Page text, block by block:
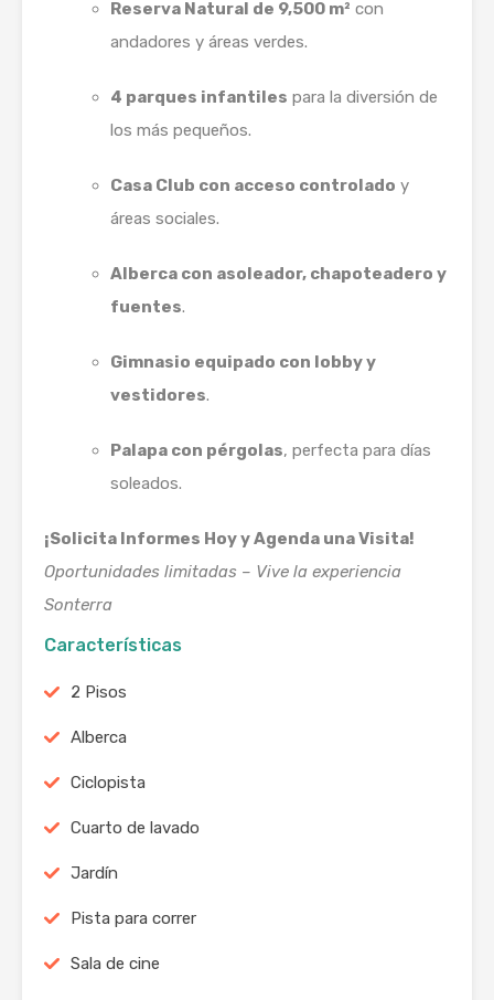
Reserva Natural de 9,500 m² con
andadores y áreas verdes.
4 parques infantiles para la diversión de
los más pequeños.
Casa Club con acceso controlado y
áreas sociales.
Alberca con asoleador, chapoteadero y
fuentes.
Gimnasio equipado con lobby y
vestidores.
Palapa con pérgolas, perfecta para días
soleados.
¡Solicita Informes Hoy y Agenda una Visita!
Oportunidades limitadas – Vive la experiencia
Sonterra
Características
2 Pisos
Alberca
Ciclopista
Cuarto de lavado
Jardín
Pista para correr
Sala de cine